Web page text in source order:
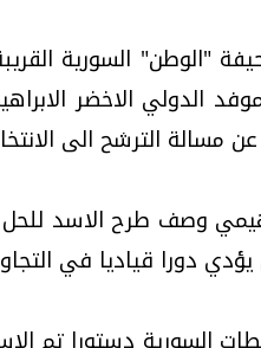
"الوطن" السورية
الدولي الاخضر
الترشح الى
وصف طرح الاسد للحل
يؤدي دورا قياديا في